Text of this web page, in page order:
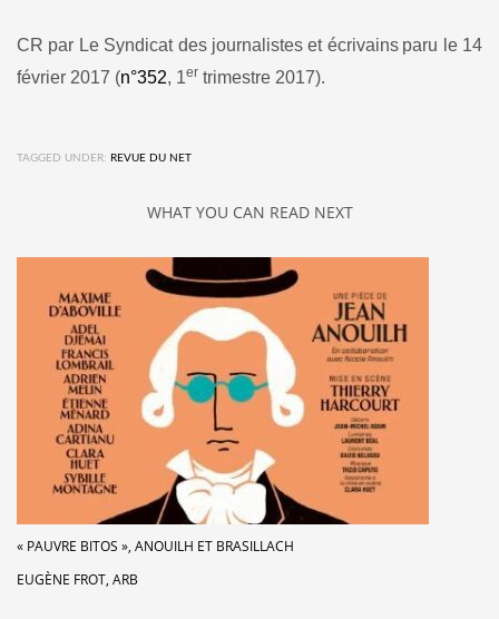
CR par Le Syndicat des journalistes et écrivains paru le 14
février 2017 (n°352, 1er trimestre 2017).
TAGGED UNDER: REVUE DU NET
WHAT YOU CAN READ NEXT
« PAUVRE BITOS », ANOUILH ET BRASILLACH
EUGÈNE FROT, ARB